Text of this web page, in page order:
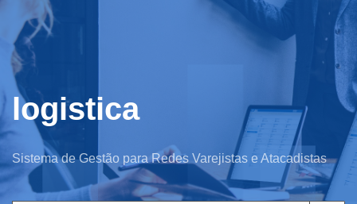
logistica
Sistema de Gestão para Redes Varejistas e Atacadistas